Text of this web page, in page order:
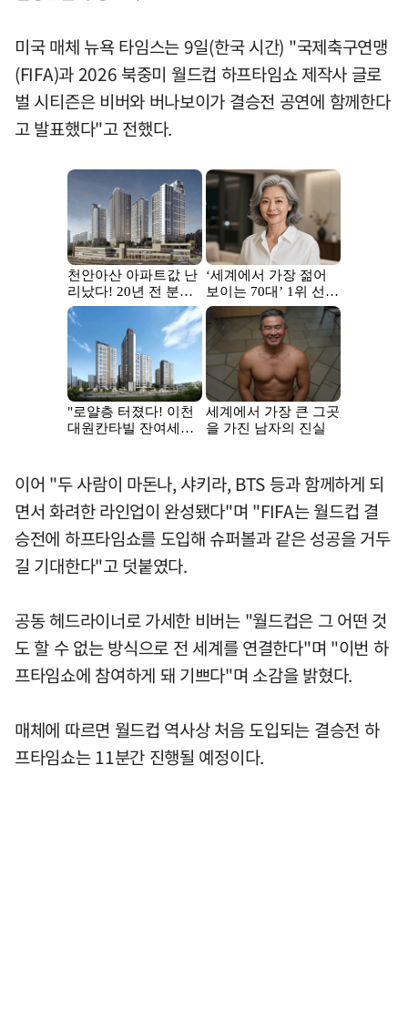
미국 매체 뉴욕 타임스는 9일(한국 시간) "국제축구연맹
(FIFA)과 2026 북중미 월드컵 하프타임쇼 제작사 글로
벌 시티즌은 비버와 버나보이가 결승전 공연에 함께한다
고 발표했다"고 전했다.
이어 "두 사람이 마돈나, 샤키라, BTS 등과 함께하게 되
면서 화려한 라인업이 완성됐다"며 "FIFA는 월드컵 결
승전에 하프타임쇼를 도입해 슈퍼볼과 같은 성공을 거두
길 기대한다"고 덧붙였다.
공동 헤드라이너로 가세한 비버는 "월드컵은 그 어떤 것
도 할 수 없는 방식으로 전 세계를 연결한다"며 "이번 하
프타임쇼에 참여하게 돼 기쁘다"며 소감을 밝혔다.
매체에 따르면 월드컵 역사상 처음 도입되는 결승전 하
프타임쇼는 11분간 진행될 예정이다.